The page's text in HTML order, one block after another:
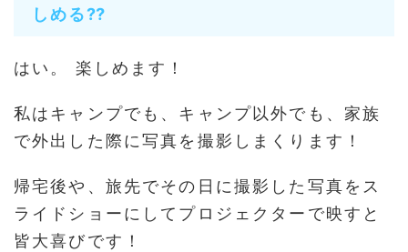
しめる⁇
はい。 楽しめます！
私はキャンプでも、キャンプ以外でも、家族
で外出した際に写真を撮影しまくります！
帰宅後や、旅先でその日に撮影した写真をス
ライドショーにしてプロジェクターで映すと
皆大喜びです！